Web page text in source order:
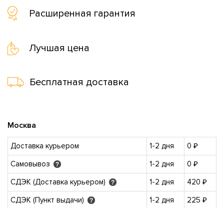
Расширенная гарантия
Лучшая цена
Бесплатная доставка
Москва
Доставка курьером 1-2 дня
0 ₽
Самовывоз
? 1-2 дня
0 ₽
СДЭК (Доставка курьером)
? 1-2 дня
420 ₽
СДЭК (Пункт выдачи)
? 1-2 дня 225 ₽